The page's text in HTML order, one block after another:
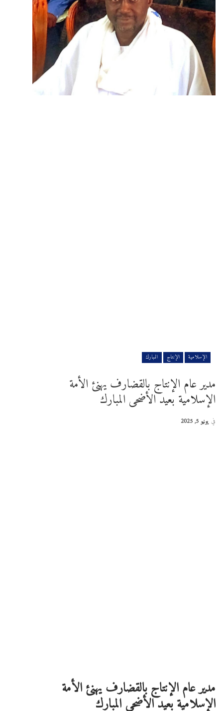
الإسلامية الإنتاج المبارك
مدير عام الإنتاج بالقضارف يهنئ الأمة
الإسلامية بعيد الأضحى المبارك
في يونيو 5, 2025
مدير عام الإنتاج بالقضارف يهنئ الأمة
الإسلامية بعيد الأضحى المبارك